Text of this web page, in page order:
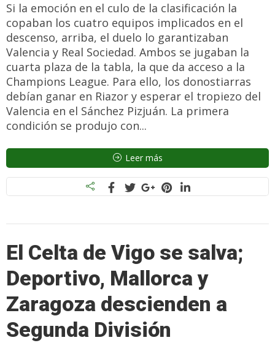
Si la emoción en el culo de la clasificación la
copaban los cuatro equipos implicados en el
descenso, arriba, el duelo lo garantizaban
Valencia y Real Sociedad. Ambos se jugaban la
cuarta plaza de la tabla, la que da acceso a la
Champions League. Para ello, los donostiarras
debían ganar en Riazor y esperar el tropiezo del
Valencia en el Sánchez Pizjuán. La primera
condición se produjo con...
Leer más
El Celta de Vigo se salva;
Deportivo, Mallorca y
Zaragoza descienden a
Segunda División